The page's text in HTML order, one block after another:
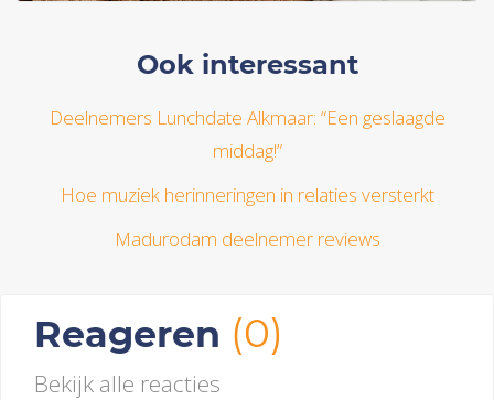
Ook interessant
Deelnemers Lunchdate Alkmaar: “Een geslaagde
middag!”
Hoe muziek herinneringen in relaties versterkt
Madurodam deelnemer reviews
Reageren (0)
Bekijk alle reacties